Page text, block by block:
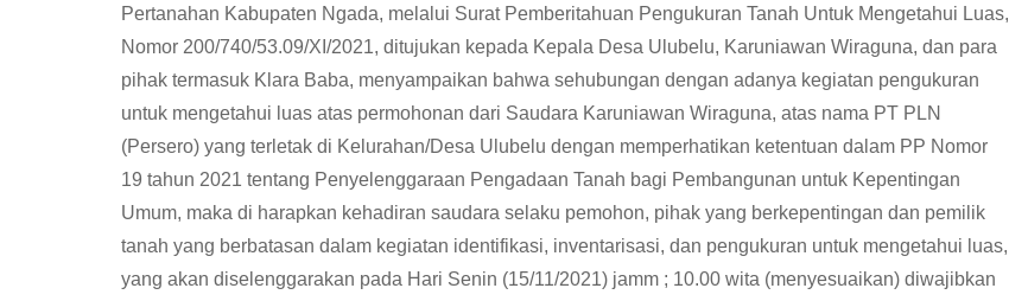
Pertanahan Kabupaten Ngada, melalui Surat Pemberitahuan Pengukuran Tanah Untuk Mengetahui Luas,
Nomor 200/740/53.09/XI/2021, ditujukan kepada Kepala Desa Ulubelu, Karuniawan Wiraguna, dan para
pihak termasuk Klara Baba, menyampaikan bahwa sehubungan dengan adanya kegiatan pengukuran
untuk mengetahui luas atas permohonan dari Saudara Karuniawan Wiraguna, atas nama PT PLN
(Persero) yang terletak di Kelurahan/Desa Ulubelu dengan memperhatikan ketentuan dalam PP Nomor
19 tahun 2021 tentang Penyelenggaraan Pengadaan Tanah bagi Pembangunan untuk Kepentingan
Umum, maka di harapkan kehadiran saudara selaku pemohon, pihak yang berkepentingan dan pemilik
tanah yang berbatasan dalam kegiatan identifikasi, inventarisasi, dan pengukuran untuk mengetahui luas,
yang akan diselenggarakan pada Hari Senin (15/11/2021) jamm ; 10.00 wita (menyesuaikan) diwajibkan